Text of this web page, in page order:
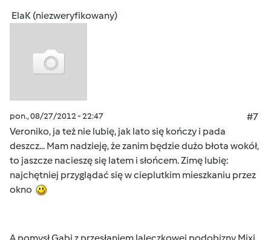
ElaK (niezweryfikowany)
pon., 08/27/2012 - 22:47
#7
Veroniko, ja też nie lubię, jak lato się kończy i pada
deszcz... Mam nadzieję, że zanim będzie dużo błota wokół,
to jaszcze nacieszę się latem i słońcem. Zimę lubię:
najchętniej przyglądać się w cieplutkim mieszkaniu przez
okno